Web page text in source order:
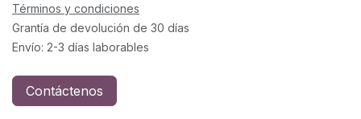
Términos y condiciones
Grantía de devolución de 30 días
Envío: 2-3 días laborables
Contáctenos